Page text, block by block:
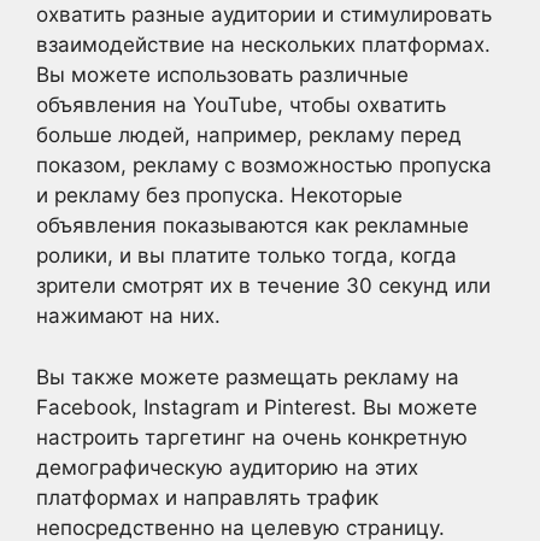
охватить разные аудитории и стимулировать
взаимодействие на нескольких платформах.
Вы можете использовать различные
объявления на YouTube, чтобы охватить
больше людей, например, рекламу перед
показом, рекламу с возможностью пропуска
и рекламу без пропуска. Некоторые
объявления показываются как рекламные
ролики, и вы платите только тогда, когда
зрители смотрят их в течение 30 секунд или
нажимают на них.
Вы также можете размещать рекламу на
Facebook, Instagram и Pinterest. Вы можете
настроить таргетинг на очень конкретную
демографическую аудиторию на этих
платформах и направлять трафик
непосредственно на целевую страницу.